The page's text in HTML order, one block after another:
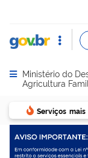
Abrir menu
Ministério do
Agricultura
Serviços